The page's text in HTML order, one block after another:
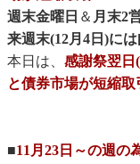
週末金曜日 ＆ 月末2
来週末(12月4日)に
本日は、 感謝祭翌日
と債券市場が短縮取
■11月23日～の週の